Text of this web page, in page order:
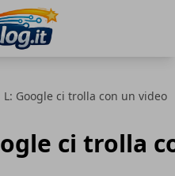
Google ci trolla con un video
ci trolla